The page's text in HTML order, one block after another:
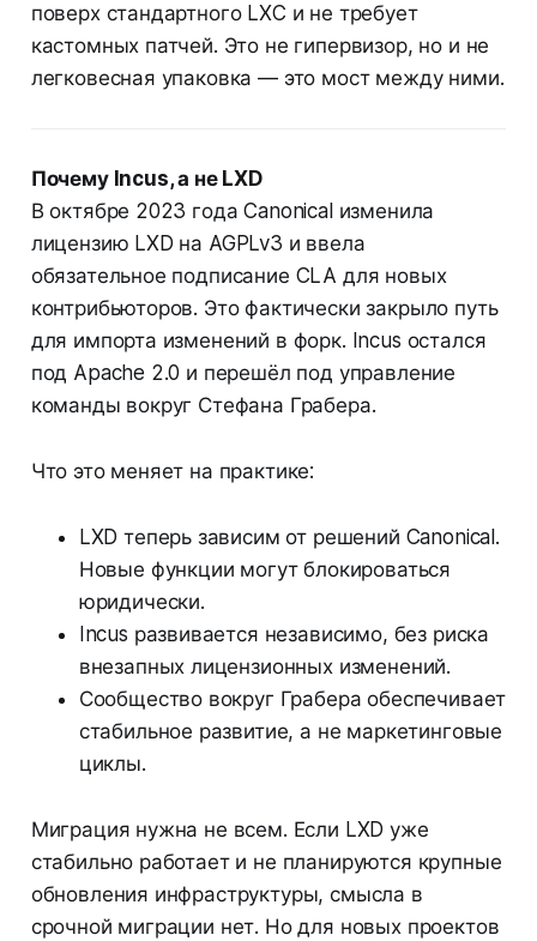
поверх стандартного LXC и не требует
кастомных патчей. Это не гипервизор, но и не
легковесная упаковка — это мост между ними.
Почему Incus, а не LXD
В октябре 2023 года Canonical изменила
лицензию LXD на AGPLv3 и ввела
обязательное подписание CLA для новых
контрибьюторов. Это фактически закрыло путь
для импорта изменений в форк. Incus остался
под Apache 2.0 и перешёл под управление
команды вокруг Стефана Грабера.
Что это меняет на практике:
LXD теперь зависим от решений Canonical.
Новые функции могут блокироваться
юридически.
Incus развивается независимо, без риска
внезапных лицензионных изменений.
Сообщество вокруг Грабера обеспечивает
стабильное развитие, а не маркетинговые
циклы.
Миграция нужна не всем. Если LXD уже
стабильно работает и не планируются крупные
обновления инфраструктуры, смысла в
срочной миграции нет. Но для новых проектов